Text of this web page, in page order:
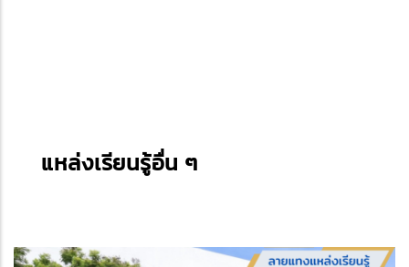
แหล่งเรียนรู้อื่น ๆ